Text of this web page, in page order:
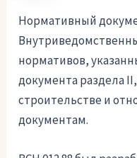
Нормативный
нормативов,
документа раздела
строительстве и
документам.